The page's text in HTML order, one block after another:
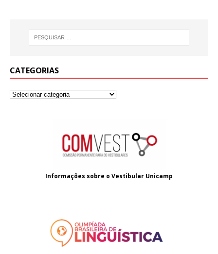
CATEGORIAS
Informações sobre o Vestibular Unicamp